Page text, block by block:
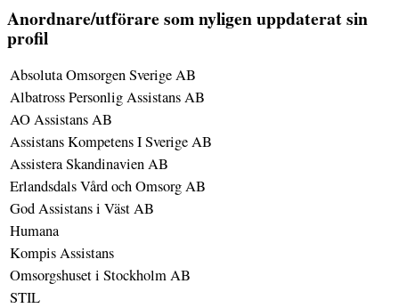
Anordnare/utförare som nyligen uppdaterat sin
profil
Absoluta Omsorgen Sverige AB
Albatross Personlig Assistans AB
AO Assistans AB
Assistans Kompetens I Sverige AB
Assistera Skandinavien AB
Erlandsdals Vård och Omsorg AB
God Assistans i Väst AB
Humana
Kompis Assistans
Omsorgshuset i Stockholm AB
STIL